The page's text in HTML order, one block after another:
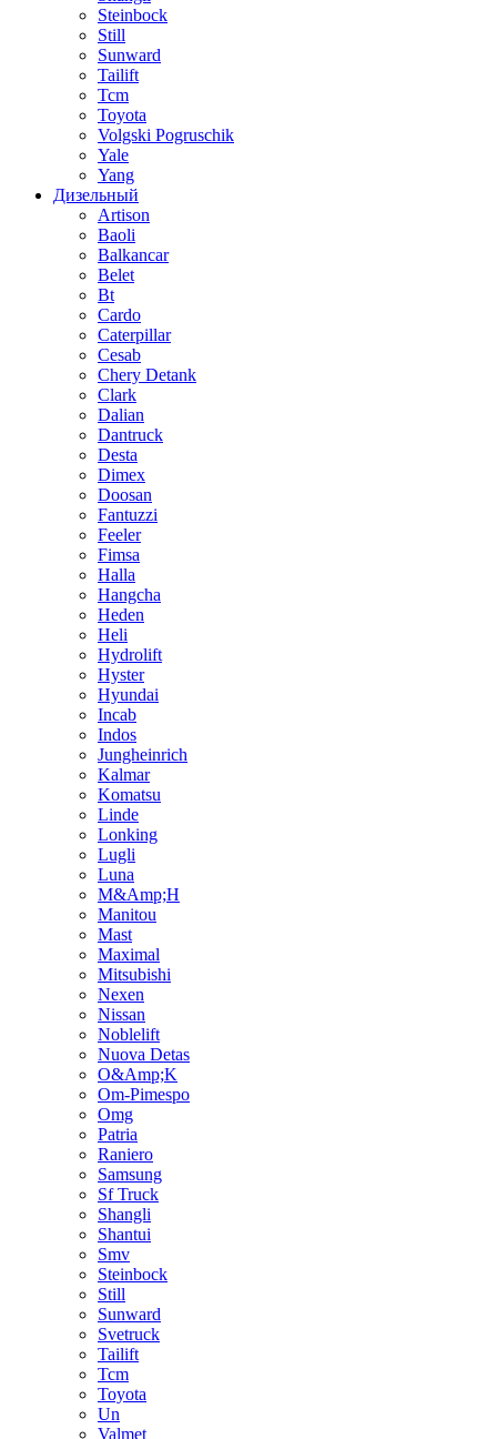
Steinbock
Still
Sunward
Tailift
Tcm
Toyota
Volgski Pogruschik
Yale
Yang
Дизельный
Artison
Baoli
Balkancar
Belet
Bt
Cardo
Caterpillar
Cesab
Chery Detank
Clark
Dalian
Dantruck
Desta
Dimex
Doosan
Fantuzzi
Feeler
Fimsa
Halla
Hangcha
Heden
Heli
Hydrolift
Hyster
Hyundai
Incab
Indos
Jungheinrich
Kalmar
Komatsu
Linde
Lonking
Lugli
Luna
M&Amp;H
Manitou
Mast
Maximal
Mitsubishi
Nexen
Nissan
Noblelift
Nuova Detas
O&Amp;K
Om-Pimespo
Omg
Patria
Raniero
Samsung
Sf Truck
Shangli
Shantui
Smv
Steinbock
Still
Sunward
Svetruck
Tailift
Tcm
Toyota
Un
Valmet